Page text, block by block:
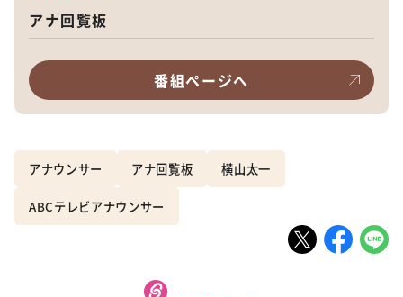
アナ回覧板
番組ページへ
アナウンサー アナ回覧板 横山太一
ABCテレビアナウンサー